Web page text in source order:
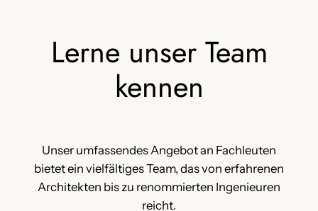
Lerne unser Team
kennen
Unser umfassendes Angebot an Fachleuten
bietet ein vielfältiges Team, das von erfahrenen
Architekten bis zu renommierten Ingenieuren
reicht.